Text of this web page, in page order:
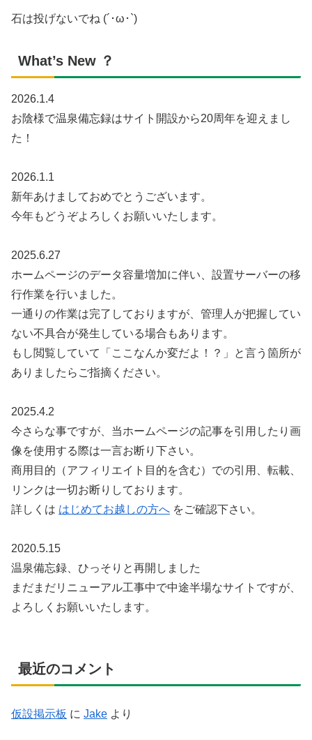
石は投げないでね (´･ω･`)
What’s New ？
2026.1.4
お陰様で温泉備忘録はサイト開設から20周年を迎えまし
た！
2026.1.1
新年あけましておめでとうございます。
今年もどうぞよろしくお願いいたします。
2025.6.27
ホームページのデータ容量増加に伴い、設置サーバーの移
行作業を行いました。
一通りの作業は完了しておりますが、管理人が把握してい
ない不具合が発生している場合もあります。
もし閲覧していて「ここなんか変だよ！？」と言う箇所が
ありましたらご指摘ください。
2025.4.2
今さらな事ですが、当ホームページの記事を引用したり画
像を使用する際は一言お断り下さい。
商用目的（アフィリエイト目的を含む）での引用、転載、
リンクは一切お断りしております。
詳しくは はじめてお越しの方へ をご確認下さい。
2020.5.15
温泉備忘録、ひっそりと再開しました
まだまだリニューアル工事中で中途半場なサイトですが、
よろしくお願いいたします。
最近のコメント
仮設掲示板 に Jake より